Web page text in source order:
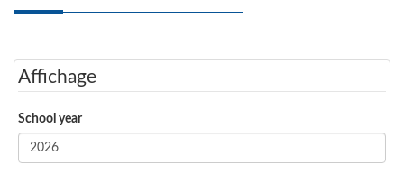
Affichage
School year